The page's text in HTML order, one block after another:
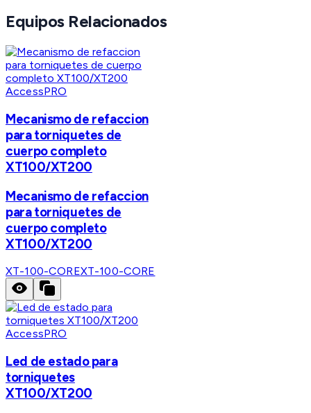
Equipos Relacionados
AccessPRO
Mecanismo de refaccion
para torniquetes de
cuerpo completo
XT100/XT200
Mecanismo de refaccion
para torniquetes de
cuerpo completo
XT100/XT200
XT-100-COREXT-100-CORE
AccessPRO
Led de estado para
torniquetes
XT100/XT200